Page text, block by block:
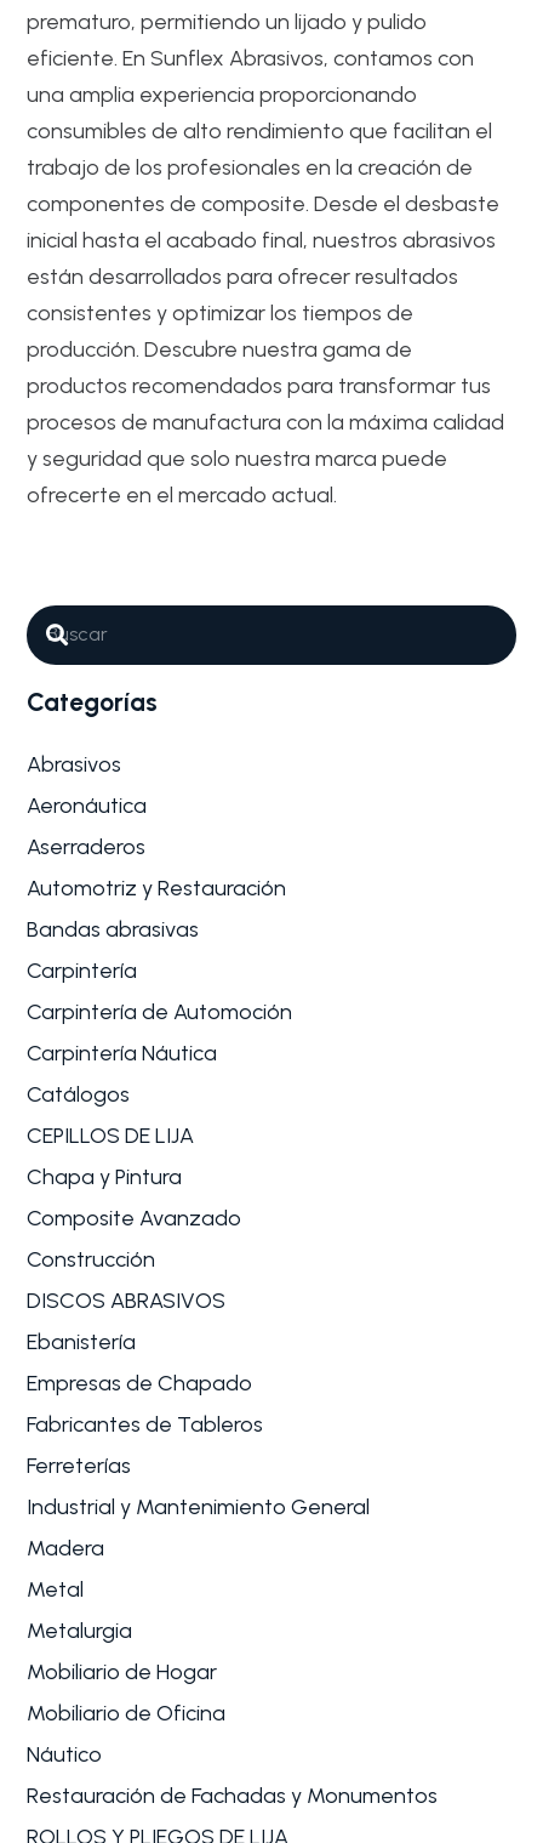
prematuro, permitiendo un lijado y pulido
eficiente. En Sunflex Abrasivos, contamos con
una amplia experiencia proporcionando
consumibles de alto rendimiento que facilitan el
trabajo de los profesionales en la creación de
componentes de composite. Desde el desbaste
inicial hasta el acabado final, nuestros abrasivos
están desarrollados para ofrecer resultados
consistentes y optimizar los tiempos de
producción. Descubre nuestra gama de
productos recomendados para transformar tus
procesos de manufactura con la máxima calidad
y seguridad que solo nuestra marca puede
ofrecerte en el mercado actual.
Por qué son tan importantes los
Abrasivos para Fabricación de
piezas de fibra de vidrio
La fabricación de piezas de fibra de vidrio es un proceso
técnico…
Categorías
Abrasivos
Aeronáutica
Aserraderos
Automotriz y Restauración
Bandas abrasivas
Carpintería
Carpintería de Automoción
Carpintería Náutica
Catálogos
CEPILLOS DE LIJA
Chapa y Pintura
Composite Avanzado
Construcción
DISCOS ABRASIVOS
Ebanistería
Empresas de Chapado
Fabricantes de Tableros
Ferreterías
Industrial y Mantenimiento General
Madera
Metal
Metalurgia
Mobiliario de Hogar
Mobiliario de Oficina
Náutico
Restauración de Fachadas y Monumentos
ROLLOS Y PLIEGOS DE LIJA